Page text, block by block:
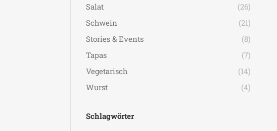
Salat
(26)
Schwein
(21)
Stories & Events
(8)
Tapas
(7)
Vegetarisch
(14)
Wurst
(4)
Schlagwörter